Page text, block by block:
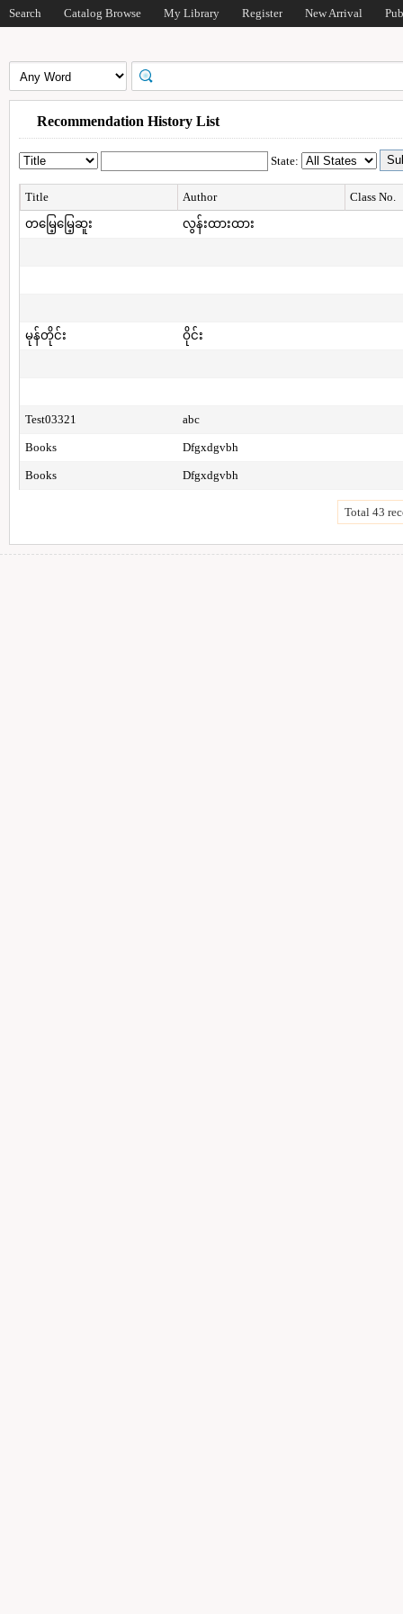
Search Catalog Browse My Library Register New Arrival
Recommendation History List
State:
Title Author
Class No.
တမြေ့မြေ့ဆူး
လွန်းထားထား
မုန်တိုင်း ဝိုင်း
Test03321 abc
Books Dfgxdgvbh
Books Dfgxdgvbh
Total 43